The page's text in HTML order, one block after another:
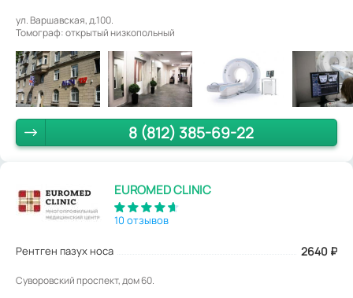
ул. Варшавская, д.100.
Томограф: открытый низкопольный
8 (812) 385-69-22
EUROMED CLINIC
10 отзывов
Рентген пазух носа 2640 ₽
Суворовский проспект, дом 60.